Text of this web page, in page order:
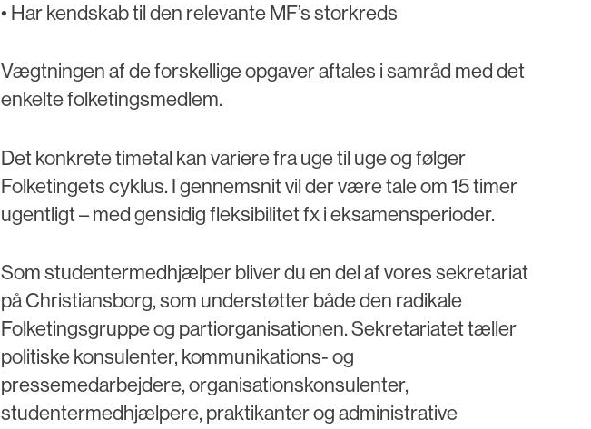
• Har kendskab til den relevante MF’s storkreds
Vægtningen af de forskellige opgaver aftales i samråd med det
enkelte folketingsmedlem.
Det konkrete timetal kan variere fra uge til uge og følger
Folketingets cyklus. I gennemsnit vil der være tale om 15 timer
ugentligt – med gensidig fleksibilitet fx i eksamensperioder.
Som studentermedhjælper bliver du en del af vores sekretariat
på Christiansborg, som understøtter både den radikale
Folketingsgruppe og partiorganisationen. Sekretariatet tæller
politiske konsulenter, kommunikations- og
pressemedarbejdere, organisationskonsulenter,
studentermedhjælpere, praktikanter og administrative